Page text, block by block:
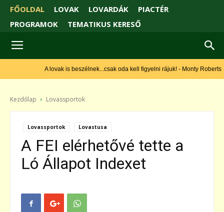
FŐOLDAL LOVAK LOVARDÁK
PIACTÉR
PROGRAMOK
TEMATIKUS KERESŐ
A lovak is beszélnek...csak oda kell figyelni rájuk! - Monty Roberts
Kezdőlap Lovassportok
Lovassportok Lovastusa
A FEI elérhetővé tette a
Ló Állapot Indexet